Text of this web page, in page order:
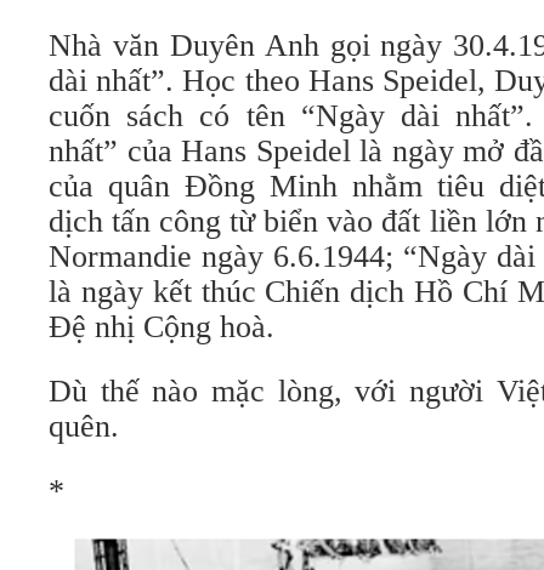
Nhà văn Duyên Anh gọi ngày
dài nhất”. Học theo Hans Speidel,
cuốn sách có tên “Ngày dài
nhất” của Hans Speidel là ngày mở
của quân Đồng Minh nhằm tiêu
dịch tấn công từ biển vào đất liền lớn
Normandie ngày 6.6.1944; “Ngày
là ngày kết thúc Chiến dịch Hồ Chí
Đệ nhị Cộng hoà.
Dù thế nào mặc lòng, với người
quên.
*